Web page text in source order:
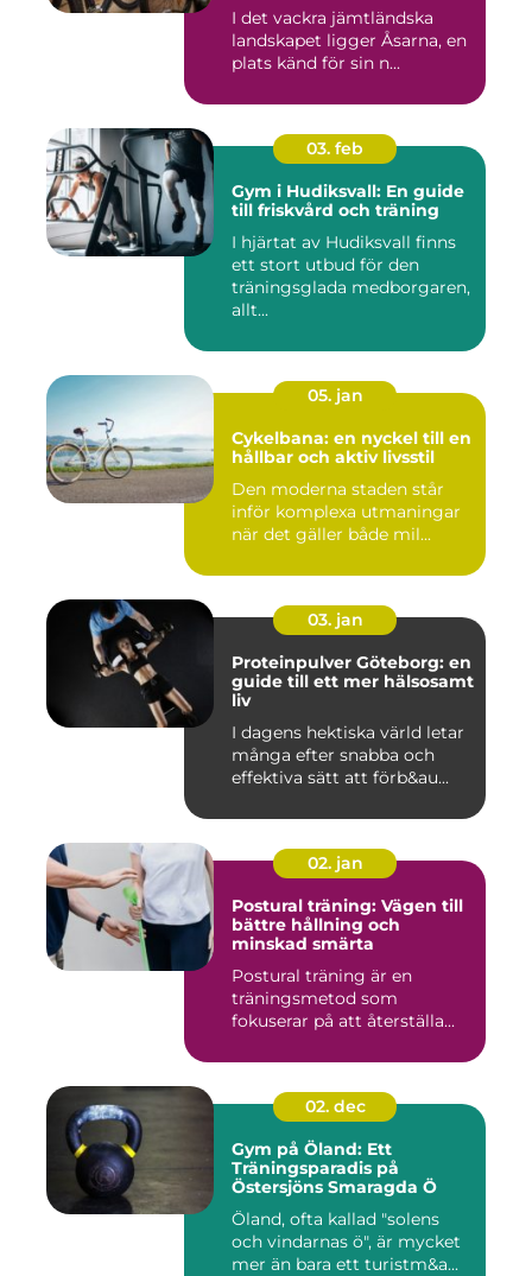
I det vackra jämtländska
landskapet ligger Åsarna, en
plats känd för sin n...
03. feb
Gym i Hudiksvall: En guide
till friskvård och träning
I hjärtat av Hudiksvall finns
ett stort utbud för den
träningsglada medborgaren,
allt...
05. jan
Cykelbana: en nyckel till en
hållbar och aktiv livsstil
Den moderna staden står
inför komplexa utmaningar
när det gäller både mil...
03. jan
Proteinpulver Göteborg: en
guide till ett mer hälsosamt
liv
I dagens hektiska värld letar
många efter snabba och
effektiva sätt att förb&au...
02. jan
Postural träning: Vägen till
bättre hållning och
minskad smärta
Postural träning är en
träningsmetod som
fokuserar på att återställa...
02. dec
Gym på Öland: Ett
Träningsparadis på
Östersjöns Smaragda Ö
Öland, ofta kallad "solens
och vindarnas ö", är mycket
mer än bara ett turistm&a...